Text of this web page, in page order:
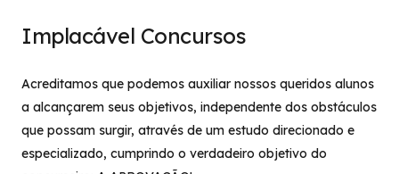
Implacável Concursos
Acreditamos que podemos auxiliar nossos queridos alunos
a alcançarem seus objetivos, independente dos obstáculos
que possam surgir, através de um estudo direcionado e
especializado, cumprindo o verdadeiro objetivo do